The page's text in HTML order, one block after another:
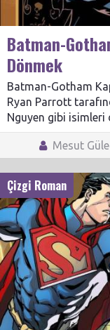
Batman-
Dönmek
Batman-Gotham
Ryan Parrott
Nguyen gibi isimleri
Mesut
Çizgi Roman